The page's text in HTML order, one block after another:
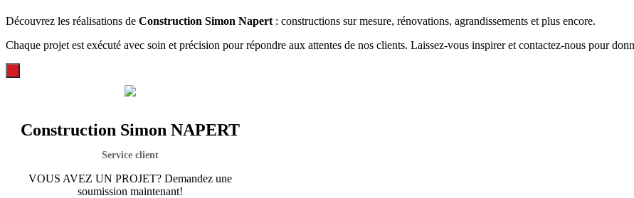
Découvrez les réalisations de Construction Simon Napert : constructions sur mesure, rénovations, agrandissements et plus encore.
Chaque projet est exécuté avec soin et précision pour répondre aux attentes de nos clients. Laissez-vous inspirer et contactez-nous pour
Construction Simon NAPERT
Service client
VOUS AVEZ UN PROJET? Demandez une
soumission maintenant!